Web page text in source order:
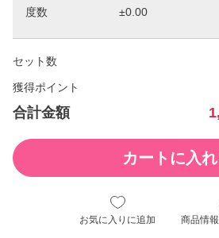
度数
セット数
獲得ポイント
合計金額
カートに入
お気に入りに追加 商品情